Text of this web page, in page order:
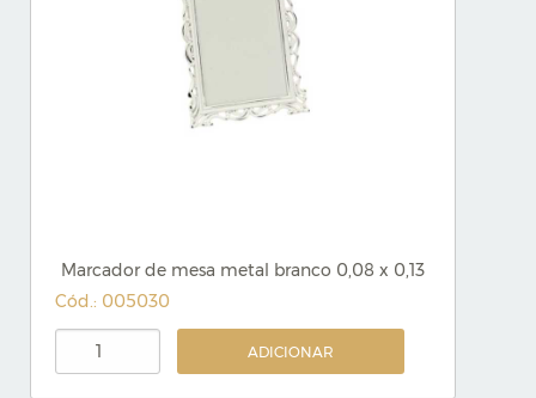
Marcador de mesa metal branco 0,08 x 0,13
Cód.: 005030
ADICIONAR